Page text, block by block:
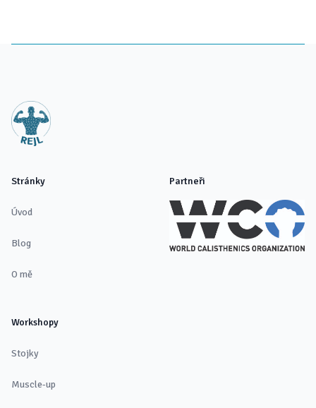
Stránky
Úvod
Blog
O mě
Workshopy
Stojky
Muscle-up
Partneři